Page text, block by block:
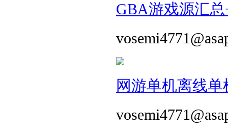
GBA游戏源汇
网游单机离线